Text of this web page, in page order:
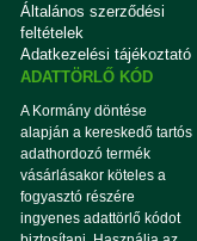
Általános szerződési
feltételek
Adatkezelési tájékoztató
ADATTÖRLŐ KÓD
A Kormány döntése
alapján a kereskedő tartós
adathordozó termék
vásárlásakor köteles a
fogyasztó részére
ingyenes adattörlő kódot